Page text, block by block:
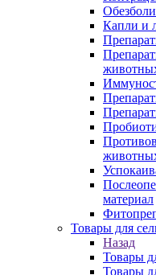
Капли и
материал
Товары для
Назад
Товары
Товары